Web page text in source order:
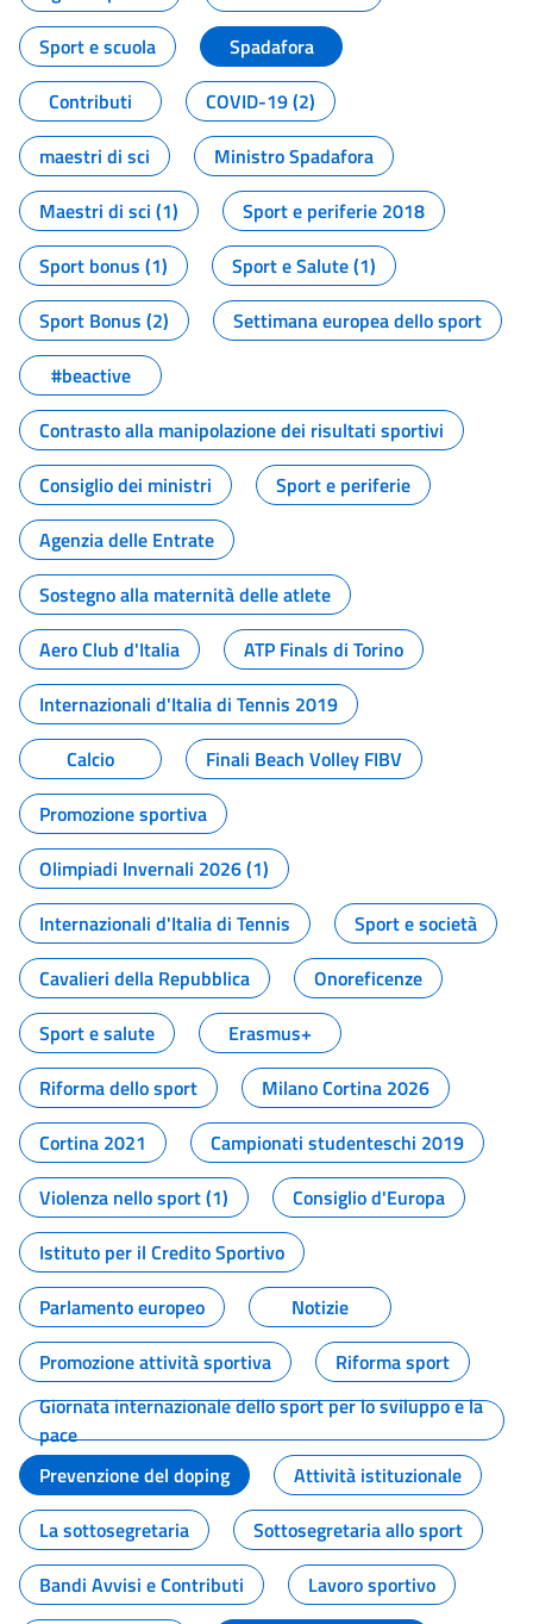
Sport e scuola
Spadafora
Contributi
COVID-19 (2)
maestri di sci
Ministro Spadafora
Maestri di sci (1)
Sport e periferie 2018
Sport bonus (1)
Sport e Salute (1)
Sport Bonus (2)
Settimana europea dello sport
#beactive
Contrasto alla manipolazione dei risultati sportivi
Consiglio dei ministri
Sport e periferie
Agenzia delle Entrate
Sostegno alla maternità delle atlete
Aero Club d'Italia
ATP Finals di Torino
Internazionali d'Italia di Tennis 2019
Calcio
Finali Beach Volley FIBV
Promozione sportiva
Olimpiadi Invernali 2026 (1)
Internazionali d'Italia di Tennis
Sport e società
Cavalieri della Repubblica
Onoreficenze
Sport e salute
Erasmus+
Riforma dello sport
Milano Cortina 2026
Cortina 2021
Campionati studenteschi 2019
Violenza nello sport (1)
Consiglio d'Europa
Istituto per il Credito Sportivo
Parlamento europeo
Notizie
Promozione attività sportiva
Riforma sport
Giornata internazionale dello sport per lo sviluppo e la
pace
Prevenzione del doping
Attività istituzionale
La sottosegretaria
Sottosegretaria allo sport
Bandi Avvisi e Contributi
Lavoro sportivo